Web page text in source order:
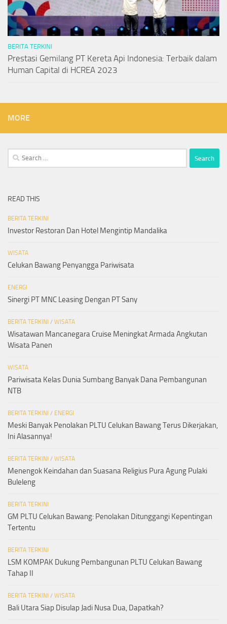
BERITA TERKINI
Prestasi Gemilang PT Kereta Api Indonesia: Terbaik dalam
Human Capital di HCREA 2023
MORE
Search
for:
READ THIS
BERITA TERKINI
Investor Restoran Dan Hotel Mengintip Mandalika
WISATA
Celukan Bawang Penyangga Pariwisata
ENERGI
Sinergi PT MNC Leasing Dengan PT Sany
BERITA TERKINI / WISATA
Wisatawan Mancanegara Cruise Meningkat Armada Angkutan
Wisata Panen
WISATA
Pariwisata Kelas Dunia Sumbang Banyak Dana Pembangunan
NTB
BERITA TERKINI / ENERGI
Meski Banyak Penolakan PLTU Celukan Bawang Terus Dikerjakan,
Ini Alasannya!
BERITA TERKINI / WISATA
Menengok Keindahan dan Suasana Religius Pura Agung Pulaki
Buleleng
BERITA TERKINI
GM PLTU Celukan Bawang: Penolakan Ditunggangi Kepentingan
Tertentu
BERITA TERKINI
LSM KOMPAK Dukung Pembangunan PLTU Celukan Bawang
Tahap II
BERITA TERKINI / WISATA
Bali Utara Siap Disulap Jadi Nusa Dua, Dapatkah?